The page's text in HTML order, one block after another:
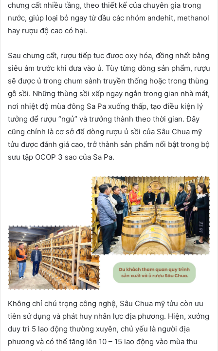
chưng cất nhiều tầng, theo thiết kế của chuyên gia trong
nước, giúp loại bỏ ngay từ đầu các nhóm andehit, methanol
hay rượu độ cao có hại.
Sau chưng cất, rượu tiếp tục được oxy hóa, đồng nhất bằng
siêu âm trước khi đưa vào ủ. Tùy từng dòng sản phẩm, rượu
sẽ được ủ trong chum sành truyền thống hoặc trong thùng
gỗ sồi. Những thùng sồi xếp ngay ngắn trong gian nhà mát,
nơi nhiệt độ mùa đông Sa Pa xuống thấp, tạo điều kiện lý
tưởng để rượu “ngủ” và trưởng thành theo thời gian. Đây
cũng chính là cơ sở để dòng rượu ủ sồi của Sâu Chua mỹ
tửu được đánh giá cao, trở thành sản phẩm nổi bật trong bộ
sưu tập OCOP 3 sao của Sa Pa.
Không chỉ chú trọng công nghệ, Sâu Chua mỹ tửu còn ưu
tiên sử dụng và phát huy nhân lực địa phương. Hiện, xưởng
duy trì 5 lao động thường xuyên, chủ yếu là người địa
phương và có thể tăng lên 10 – 15 lao động vào mùa thu